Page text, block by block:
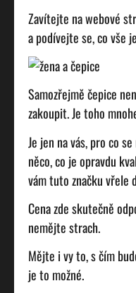
Zavítejte na webové
a podívejte se, co vše
Samozřejmě čepice
zakoupit. Je toho
Je jen na vás, pro co
něco, co je opravdu
vám tuto značku vřele
Cena zde skutečně
nemějte strach.
Mějte i vy to, s čím
je to možné.